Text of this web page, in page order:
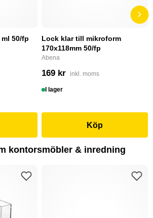
50/fp
Lock klar till mikroform
170x118mm 50/fp
Abena
169 kr inkl. moms
I lager
Köp
kontorsmöbler & inredning